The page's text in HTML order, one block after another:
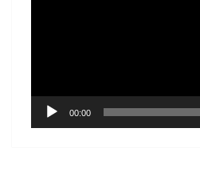
00:00